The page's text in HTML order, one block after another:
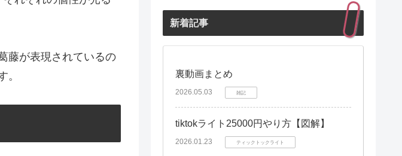
藤が表現されているの
。
歌詞の比喩表現
「嘘吐き」の音楽的魅力
アレンジメントのポイント
楽曲の構成と展開
「嘘吐き」のライブパフォーマンス
ライブでの演奏と演出
新着記事
裏動画まとめ
2026.05.03 雑記
tiktokライト25000円やり方【図解】
2026.01.23 ティックトックライト